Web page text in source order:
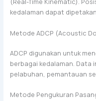
kedalaman dapat
Metode ADCP (Acoustic
ADCP digunakan untuk
berbagai kedalaman.
pelabuhan, pemantauan
Metode Pengukuran